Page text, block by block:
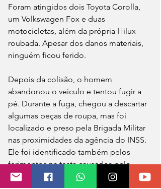
Foram atingidos dois Toyota Corolla,
um Volkswagen Fox e duas
motocicletas, além da própria Hilux
roubada. Apesar dos danos materiais,
ninguém ficou ferido.
Depois da colisão, o homem
abandonou o veículo e tentou fugir a
pé. Durante a fuga, chegou a descartar
algumas peças de roupa, mas foi
localizado e preso pela Brigada Militar
nas proximidades da agência do INSS.
Ele foi identificado também pelos
ferimentos na testa causados pelo
acidente.